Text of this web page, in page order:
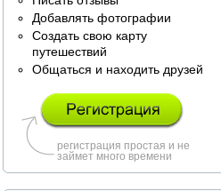
Добавлять фотографии
Создать свою карту
путешествий
Общаться и находить друзей
регистрация простая и не
займет много времени